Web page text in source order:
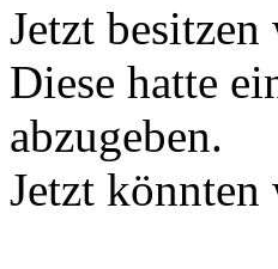
Jetzt
Diese hatte
abzugeben.
Jetzt könnten